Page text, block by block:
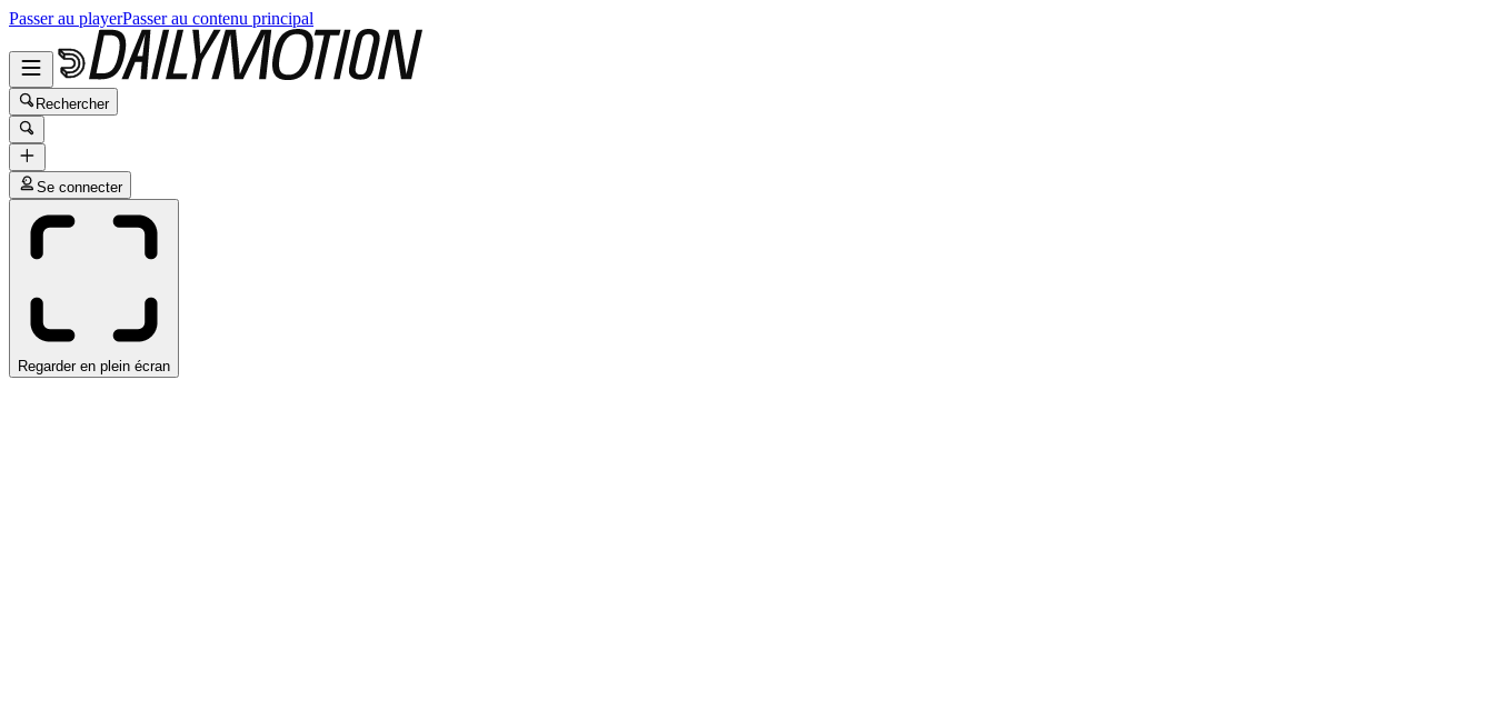
Passer au playerPasser au contenu principal
Rechercher
Se connecter
Regarder en plein écran